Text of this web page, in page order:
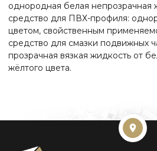
однородная белая
средство для ПВХ-профиля:
цветом, свойственным
средство для смазки подвижных
прозрачная вязкая жидкость от
жёлтого цвета.